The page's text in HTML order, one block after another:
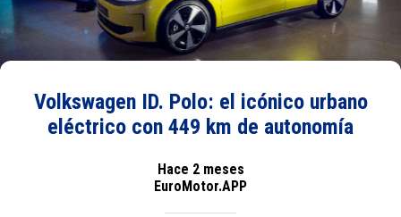
Volkswagen ID. Polo: el icónico urbano
eléctrico con 449 km de autonomía
Hace 2 meses
EuroMotor.APP